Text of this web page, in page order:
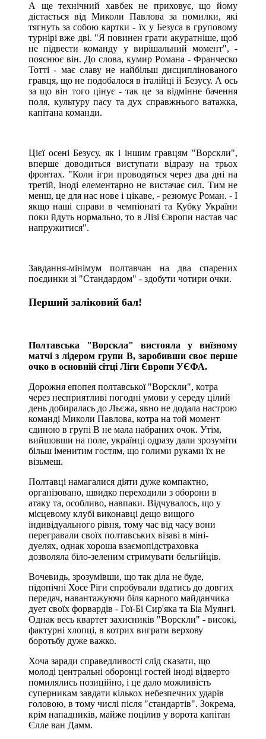
А ще технічний хавбек не приховує, що йому
дістається від Миколи Павлова за помилки, які
тягнуть за собою картки - їх у Безуса в груповому
турнірі вже дві. "Я повинен грати акуратніше, щоб
не підвести команду у вирішальний момент", -
пояснює він. До слова, кумир Романа - Франческо
Тотті - має славу не найбільш дисциплінованого
гравця, що не подобалося в італійці й Безусу. А ось
за що він того цінує - так це за відмінне бачення
поля, культуру пасу та дух справжнього ватажка,
капітана команди.
Цієї осені Безусу, як і іншим гравцям "Ворскли",
вперше доводиться виступати відразу на трьох
фронтах. "Коли ігри проводяться через два дні на
третій, іноді елементарно не вистачає сил. Тим не
менш, це для нас нове і цікаве, - резюмує Роман. - І
якщо наші справи в чемпіонаті та Кубку України
поки йдуть нормально, то в Лізі Європи настав час
напружитися".
Завдання-мінімум полтавчан на два спарених
поєдинки зі "Стандардом" - здобути чотири очки.
Перший заліковий бал!
Полтавська "Ворскла" вистояла у виїзному
матчі з лідером групи В, заробивши своє перше
очко в основній сітці Ліги Європи УЄФА.
Дорожня епопея полтавської "Ворскли", котра
через несприятливі погодні умови у середу цілий
день добиралась до Льєжа, явно не додала настрою
команді Миколи Павлова, котра на той момент
єдиною в групі В не мала набраних очок. Утім,
вийшовши на поле, українці одразу дали зрозуміти
більш іменитим гостям, що голими руками їх не
візьмеш.
Полтавці намагалися діяти дуже компактно,
організовано, швидко переходили з оборони в
атаку та, особливо, навпаки. Відчувалось, що у
місцевому клубі виконавці дещо вищого
індивідуального рівня, тому час від часу вони
перегравали своїх полтавських візаві в міні-
дуелях, однак хороша взаємопідстраховка
дозволяла біло-зеленим стримувати бельгійців.
Вочевидь, зрозумівши, що так діла не буде,
підопічні Хосе Ріги спробували вдатись до довгих
передач, навантажуючи біля карного майданчика
дует своїх форвардів - Гої-Бі Сир'яка та Біа Муянгі.
Однак весь квартет захисників "Ворскли" - високі,
фактурні хлопці, в котрих виграти верхову
боротьбу дуже важко.
Хоча заради справедливості слід сказати, що
молоді центральні оборонці гостей іноді відверто
помилялись позиційно, і це дало можливість
суперникам завдати кількох небезпечних ударів
головою, в тому числі після "стандартів". Зокрема,
крім нападників, майже поцілив у ворота капітан
Єлле ван Дамм.